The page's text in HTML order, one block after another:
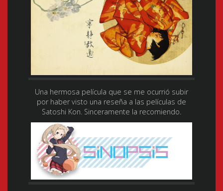
Una hermosa película que se me ocurrió subir
por haber visto una reseña a las películas de
Satoshi Kon. Sinceramente la recomiendo.